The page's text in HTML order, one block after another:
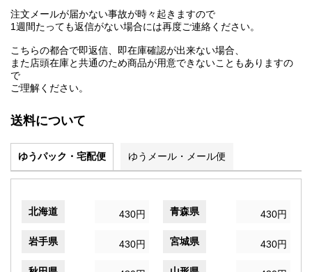
注文メールが届かない事故が時々起きますので
1週間たっても返信がない場合には再度ご連絡ください。
こちらの都合で即返信、即在庫確認が出来ない場合、
また店頭在庫と共通のため商品が用意できないこともありますの
で
ご理解ください。
送料について
ゆうパック・宅配便 ゆうメール・メール便
北海道 430円 青森県 430円
岩手県 430円 宮城県 430円